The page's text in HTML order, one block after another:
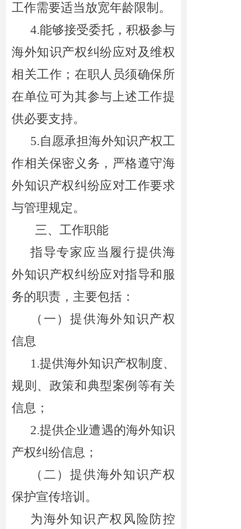
工作需要适当放宽年龄限制。
4.能够接受委托，积极参与
海外知识产权纠纷应对及维权
相关工作；在职人员须确保所
在单位可为其参与上述工作提
供必要支持。
5.自愿承担海外知识产权工
作相关保密义务，严格遵守海
外知识产权纠纷应对工作要求
与管理规定。
三、工作职能
指导专家应当履行提供海
外知识产权纠纷应对指导和服
务的职责，主要包括：
（一）提供海外知识产权
信息
1.提供海外知识产权制度、
规则、政策和典型案例等有关
信息；
2.提供企业遭遇的海外知识
产权纠纷信息；
（二）提供海外知识产权
保护宣传培训。
为海外知识产权风险防控